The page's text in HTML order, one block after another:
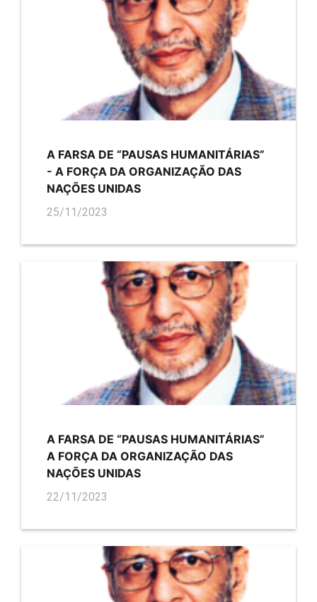
A FARSA DE “PAUSAS HUMANITÁRIAS”
- A FORÇA DA ORGANIZAÇÃO DAS
NAÇÕES UNIDAS
25/11/2023
A FARSA DE “PAUSAS HUMANITÁRIAS”
A FORÇA DA ORGANIZAÇÃO DAS
NAÇÕES UNIDAS
22/11/2023